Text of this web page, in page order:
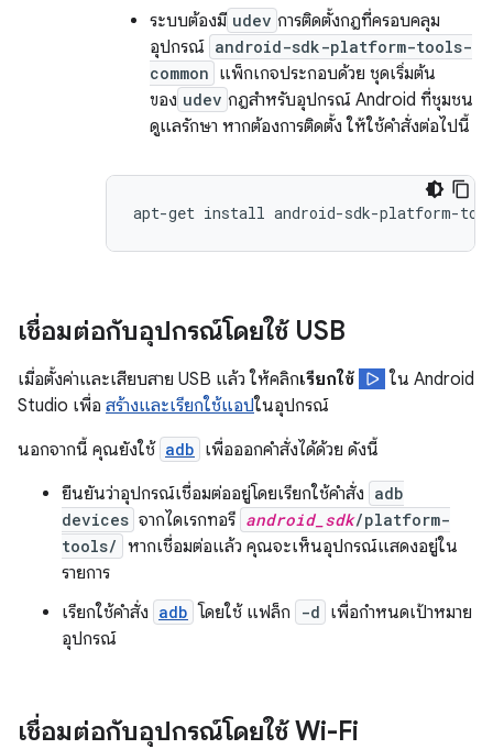
ระบบต้องมี udev การติดตั้งกฎที่ครอบคลุม
อุปกรณ์ android-sdk-platform-tools-
common แพ็กเกจประกอบด้วย ชุดเริ่มต้น
ของ udev กฎสำหรับอุปกรณ์ Android ที่ชุมชน
ดูแลรักษา หากต้องการติดตั้ง ให้ใช้คำสั่งต่อไปนี้
เชื่อมต่อกับอุปกรณ์โดยใช้ USB
เมื่อตั้งค่าและเสียบสาย USB แล้ว ให้คลิกเรียกใช้
ใน Android
Studio เพื่อ สร้างและเรียกใช้แอปในอุปกรณ์
นอกจากนี้ คุณยังใช้ adb เพื่อออกคำสั่งได้ด้วย ดังนี้
ยืนยันว่าอุปกรณ์เชื่อมต่ออยู่โดยเรียกใช้คำสั่ง adb
devices จากไดเรกทอรี android_sdk/platform-
tools/ หากเชื่อมต่อแล้ว คุณจะเห็นอุปกรณ์แสดงอยู่ใน
รายการ
เรียกใช้คำสั่ง adb โดยใช้ แฟล็ก -d เพื่อกำหนดเป้าหมาย
อุปกรณ์
เชื่อมต่อกับอุปกรณ์โดยใช้ Wi-Fi